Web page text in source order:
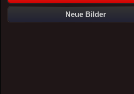
Neue Bilder